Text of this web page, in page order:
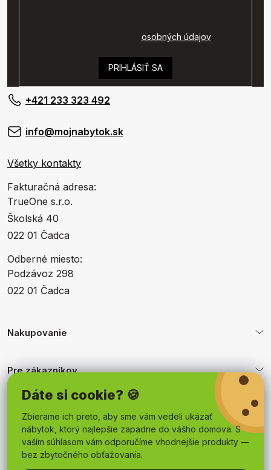
Dáte si cookie? 🍪
Zbierame ich preto, aby sme vám vedeli ukázať
nábytok, ktorý najlepšie zapadne do vášho domova. S
vaším súhlasom vám odporučíme vhodnejšie produkty —
bez zbytočného obťažovania.
osobných údajov.
PRIHLÁSIŤ SA
+421 233 323 492
info@mojnabytok.sk
Všetky kontakty
Fakturačná adresa:
TrueOne s.r.o.
Školská 40
022 01 Čadca
Odberné miesto:
Podzávoz 298
022 01 Čadca
Nakupovanie
Pre zákazníkov